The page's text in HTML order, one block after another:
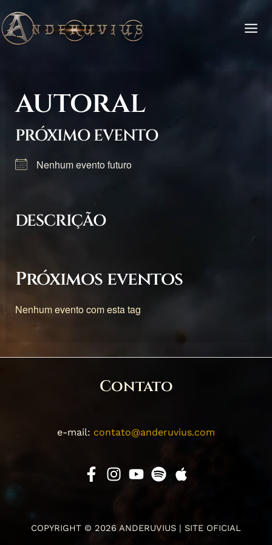
para
autoral
PRÓXIMO EVENTO
Nenhum evento futuro
DESCRIÇÃO
Próximos eventos
Nenhum evento com esta tag
Contato
e-mail: contato@anderuvius.com
COPYRIGHT © 2026 ANDERUVIUS | SITE OFICIAL
para
cima